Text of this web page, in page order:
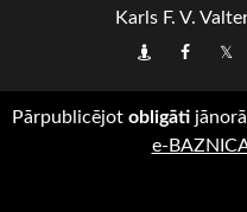
Karls F. V.
Draugiem
Pārpublicējot obligāti
e-